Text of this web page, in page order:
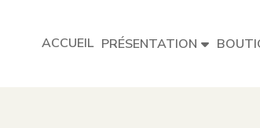
ACCUEIL PRÉSENTATION